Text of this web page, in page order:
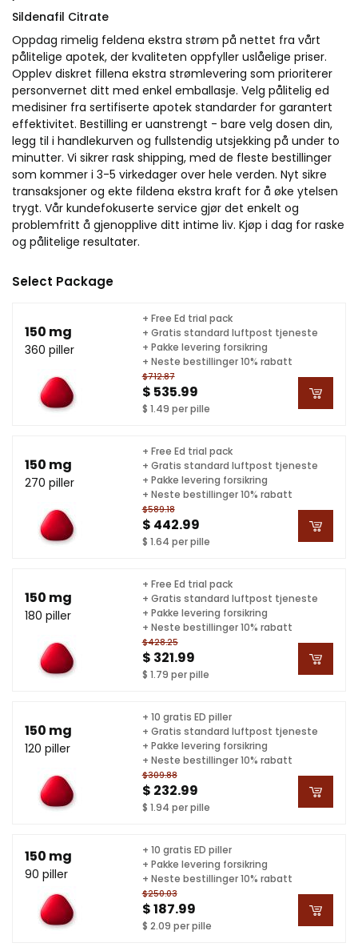
Sildenafil Citrate
Oppdag rimelig feldena ekstra strøm på nettet fra vårt
pålitelige apotek, der kvaliteten oppfyller uslåelige priser.
Opplev diskret fillena ekstra strømlevering som prioriterer
personvernet ditt med enkel emballasje. Velg pålitelig ed
medisiner fra sertifiserte apotek standarder for garantert
effektivitet. Bestilling er uanstrengt - bare velg dosen din,
legg til i handlekurven og fullstendig utsjekking på under to
minutter. Vi sikrer rask shipping, med de fleste bestillinger
som kommer i 3-5 virkedager over hele verden. Nyt sikre
transaksjoner og ekte fildena ekstra kraft for å øke ytelsen
trygt. Vår kundefokuserte service gjør det enkelt og
problemfritt å gjenopplive ditt intime liv. Kjøp i dag for raske
og pålitelige resultater.
Select Package
150 mg
360 piller
$712.87
$ 535.99
$ 1.49 per pille
+ Free Ed trial pack
+ Gratis standard luftpost tjeneste
+ Pakke levering forsikring
+ Neste bestillinger 10% rabatt
150 mg
270 piller
$589.18
$ 442.99
$ 1.64 per pille
+ Free Ed trial pack
+ Gratis standard luftpost tjeneste
+ Pakke levering forsikring
+ Neste bestillinger 10% rabatt
150 mg
180 piller
$428.25
$ 321.99
$ 1.79 per pille
+ Free Ed trial pack
+ Gratis standard luftpost tjeneste
+ Pakke levering forsikring
+ Neste bestillinger 10% rabatt
150 mg
120 piller
$309.88
$ 232.99
$ 1.94 per pille
+ 10 gratis ED piller
+ Gratis standard luftpost tjeneste
+ Pakke levering forsikring
+ Neste bestillinger 10% rabatt
150 mg
90 piller
$250.03
$ 187.99
$ 2.09 per pille
+ 10 gratis ED piller
+ Pakke levering forsikring
+ Neste bestillinger 10% rabatt